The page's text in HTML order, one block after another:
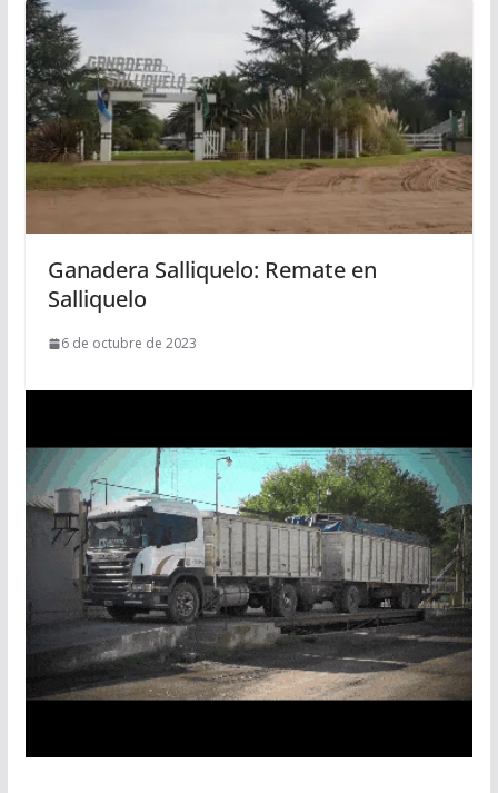
Ganadera Salliquelo: Remate en
Salliquelo
6 de octubre de 2023